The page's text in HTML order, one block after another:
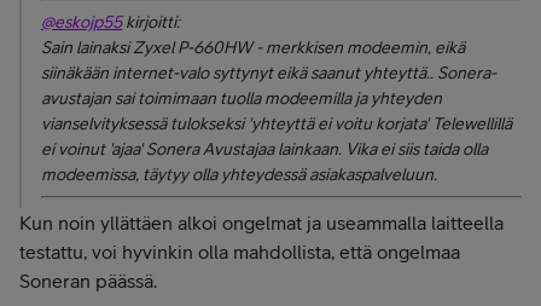
@eskojp55kirjoitti:
Sain lainaksi Zyxel P-660HW - merkkisen modeemin, eikä
siinäkään internet-valo syttynyt eikä saanut yhteyttä.. Sonera-
avustajan sai toimimaan tuolla modeemilla ja yhteyden
vianselvityksessä tulokseksi 'yhteyttä ei voitu korjata' Telewellillä
ei voinut 'ajaa' Sonera Avustajaa lainkaan. Vika ei siis taida olla
modeemissa, täytyy olla yhteydessä asiakaspalveluun.
Kun noin yllättäen alkoi ongelmat ja useammalla laitteella
testattu, voi hyvinkin olla mahdollista, että ongelmaa
Soneran päässä.